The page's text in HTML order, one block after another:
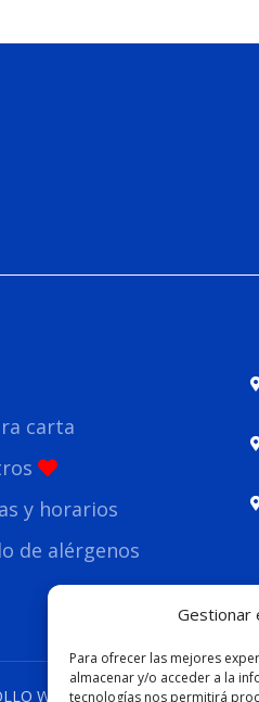
Gestionar
Para ofrecer las mejores
almacenar y/o acceder a la
tecnologías nos permitirá
carta
y horarios
de alérgenos
WEBEME DIGITAL